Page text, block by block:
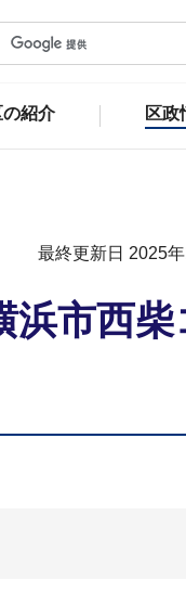
の紹介 区政
最終更新日 2025
市西柴